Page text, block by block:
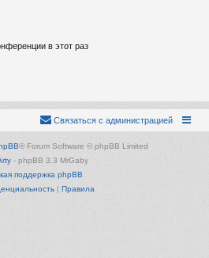
в этот раз
Связаться с администрацией
® Forum Software © phpBB Limited
- phpBB 3.3 MrGaby
поддержка phpBB
| Правила